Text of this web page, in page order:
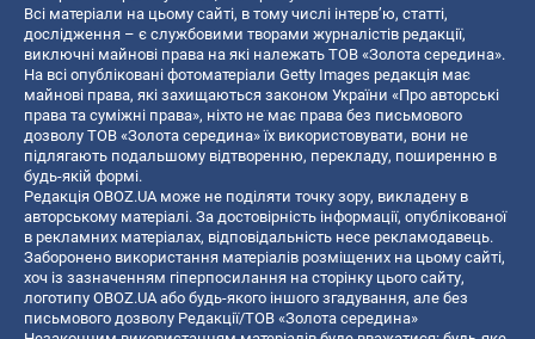
Всі матеріали на цьому сайті, в тому числі інтерв’ю, статті,
дослідження – є службовими творами журналістів редакції,
виключні майнові права на які належать ТОВ «Золота середина».
На всі опубліковані фотоматеріали Getty Images редакція має
майнові права, які захищаються законом України «Про авторські
права та суміжні права», ніхто не має права без письмового
дозволу ТОВ «Золота середина» їх використовувати, вони не
підлягають подальшому відтворенню, перекладу, поширенню в
будь-якій формі.
Редакція OBOZ.UA може не поділяти точку зору, викладену в
авторському матеріалі. За достовірність інформації, опублікованої
в рекламних матеріалах, відповідальність несе рекламодавець.
Заборонено використання матеріалів розміщених на цьому сайті,
хоч із зазначенням гіперпосилання на сторінку цього сайту,
логотипу OBOZ.UA або будь-якого іншого згадування, але без
письмового дозволу Редакції/ТОВ «Золота середина»